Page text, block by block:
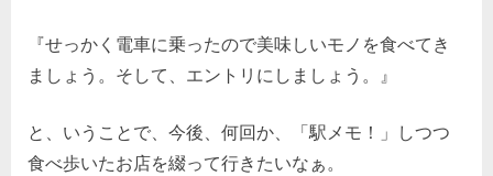
『せっかく電車に乗ったので美味しいモノを食べてき
ましょう。そして、エントリにしましょう。』
と、いうことで、今後、何回か、「駅メモ！」しつつ
食べ歩いたお店を綴って行きたいなぁ。